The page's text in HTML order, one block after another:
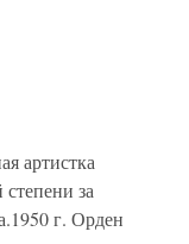
артистка
за
г. Орден